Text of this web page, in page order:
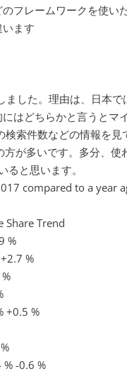
フレームワークを使い
ます
ました。理由は、日本
はどちらかと言うとマ
検索件数などの情報を見
方が多いです。多分、使
ると思います。
compared to a year
Share Trend
%
%
+0.5 %
-0.6 %